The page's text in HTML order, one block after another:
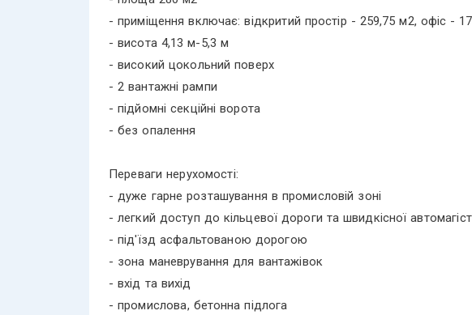
- приміщення включає: відкритий простір - 259,75 м2, офіс -
- висота 4,13 м-5,3 м
- високий цокольний поверх
- 2 вантажні рампи
- підйомні секційні ворота
- без опалення
Переваги нерухомості:
- дуже гарне розташування в промисловій зоні
- легкий доступ до кільцевої дороги та швидкісної
- під'їзд асфальтованою дорогою
- зона маневрування для вантажівок
- вхід та вихід
- промислова, бетонна підлога